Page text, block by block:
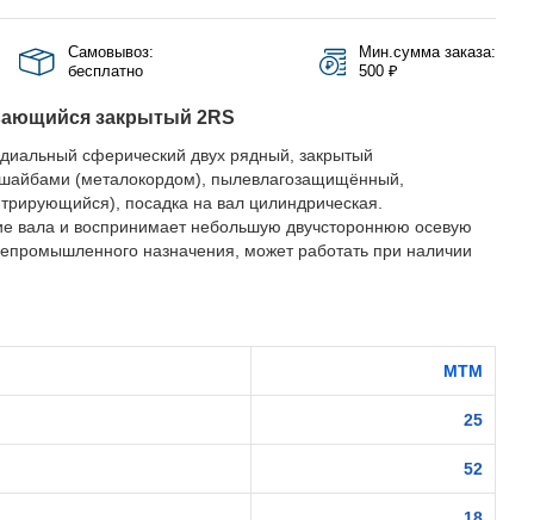
Самовывоз:
бесплатно
Мин.сумма заказа:
500 ₽
закрытый 2RS
сферический двух рядный, закрытый
(металокордом), пылевлагозащищённый,
посадка на вал цилиндрическая.
вала и воспринимает небольшую двучстороннюю осевую
назначения, может работать при наличии
MTM
25
52